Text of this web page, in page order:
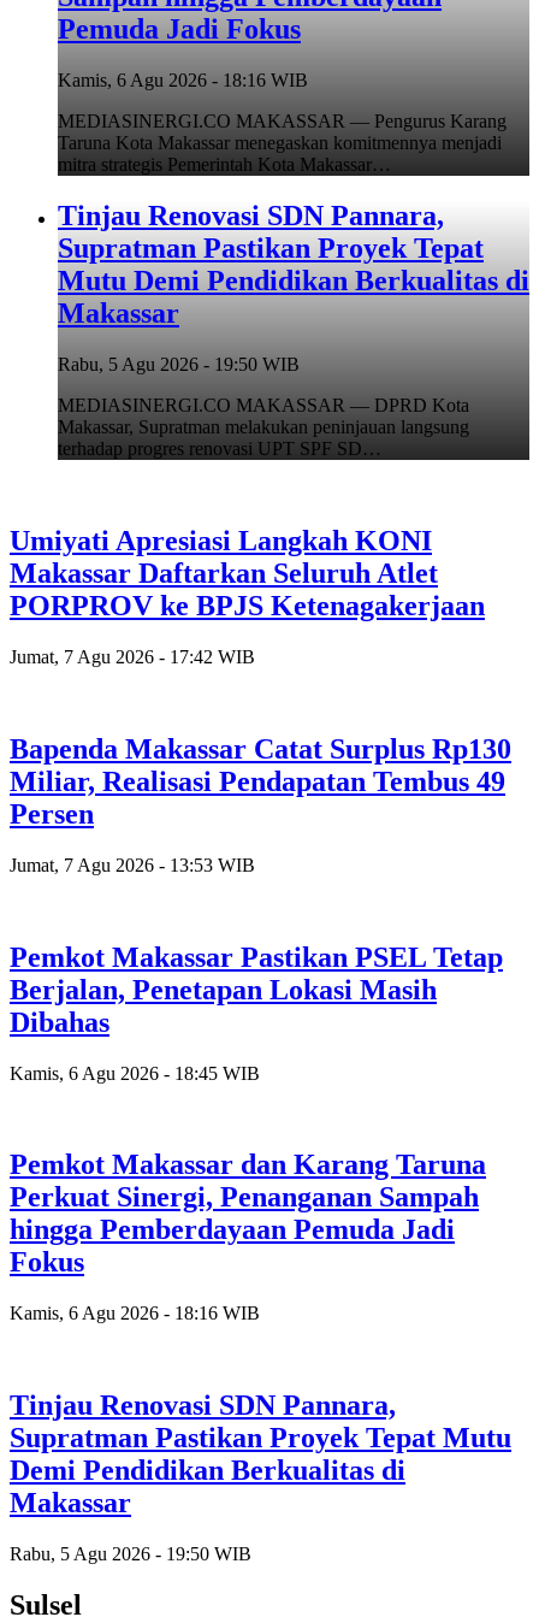
Pemuda Jadi Fokus
Kamis, 6 Agu 2026 - 18:16 WIB
MEDIASINERGI.CO MAKASSAR — Pengurus Karang
Taruna Kota Makassar menegaskan komitmennya menjadi
mitra strategis Pemerintah Kota Makassar…
Tinjau Renovasi SDN Pannara,
Supratman Pastikan Proyek Tepat
Mutu Demi Pendidikan Berkualitas di
Makassar
Rabu, 5 Agu 2026 - 19:50 WIB
MEDIASINERGI.CO MAKASSAR — DPRD Kota
Makassar, Supratman melakukan peninjauan langsung
terhadap progres renovasi UPT SPF SD…
Umiyati Apresiasi Langkah KONI
Makassar Daftarkan Seluruh Atlet
PORPROV ke BPJS Ketenagakerjaan
Jumat, 7 Agu 2026 - 17:42 WIB
Bapenda Makassar Catat Surplus Rp130
Miliar, Realisasi Pendapatan Tembus 49
Persen
Jumat, 7 Agu 2026 - 13:53 WIB
Pemkot Makassar Pastikan PSEL Tetap
Berjalan, Penetapan Lokasi Masih
Dibahas
Kamis, 6 Agu 2026 - 18:45 WIB
Pemkot Makassar dan Karang Taruna
Perkuat Sinergi, Penanganan Sampah
hingga Pemberdayaan Pemuda Jadi
Fokus
Kamis, 6 Agu 2026 - 18:16 WIB
Tinjau Renovasi SDN Pannara,
Supratman Pastikan Proyek Tepat Mutu
Demi Pendidikan Berkualitas di
Makassar
Rabu, 5 Agu 2026 - 19:50 WIB
Sulsel